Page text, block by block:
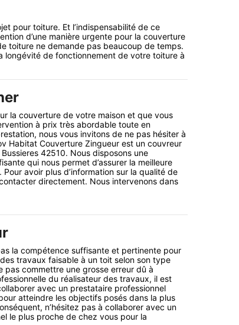
pour toiture. Et l’indispensabilité de ce
d’une manière urgente pour la couverture
toiture ne demande pas beaucoup de temps.
longévité de fonctionnement de votre toiture à
la couverture de votre maison et que vous
à prix très abordable toute en
nous vous invitons de ne pas hésiter à
Habitat Couverture Zingueur est un couvreur
42510. Nous disposons une
qui nous permet d’assurer la meilleure
avoir plus d’information sur la qualité de
directement. Nous intervenons dans
la compétence suffisante et pertinente pour
travaux faisable à un toit selon son type
pas commettre une grosse erreur dû à
du réalisateur des travaux, il est
avec un prestataire professionnel
atteindre les objectifs posés dans la plus
n’hésitez pas à collaborer avec un
le plus proche de chez vous pour la